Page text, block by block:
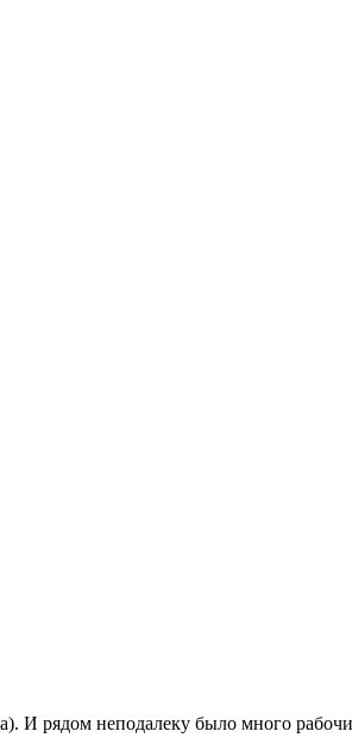
И рядом неподалеку было много